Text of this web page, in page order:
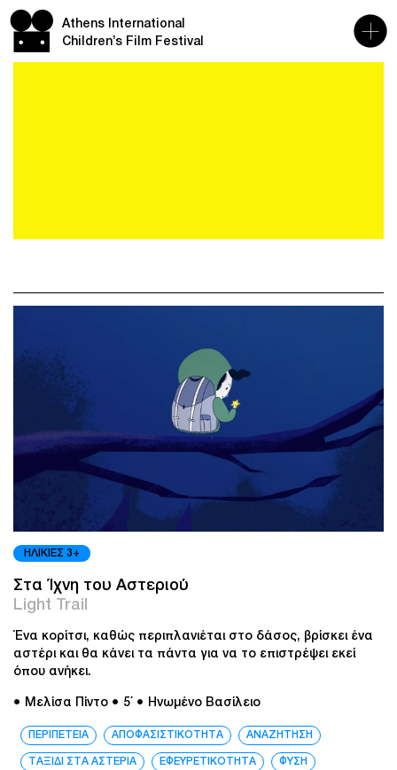
Athens International
Children’s Film Festival
ΗΛΙΚΙΕΣ 3+
Στα Ίχνη του Αστεριού
Light Trail
Ένα κορίτσι, καθώς περιπλανιέται στο δάσος, βρίσκει ένα
αστέρι και θα κάνει τα πάντα για να το επιστρέψει εκεί
όπου ανήκει.
● Μελίσα Πίντο ● 5΄ ● Ηνωμένο Βασίλειο
ΠΕΡΙΠΈΤΕΙΑ ΑΠΟΦΑΣΙΣΤΙΚΟΤΗΤΑ ΑΝΑΖΗΤΗΣΗ
ΤΑΞΙΔΙ ΣΤΑ ΑΣΤΕΡΙΑ ΕΦΕΥΡΕΤΙΚΟΤΗΤΑ ΦΥΣΗ